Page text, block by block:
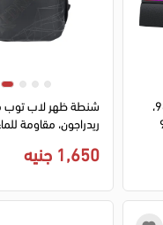
كيبورد ريدراجون شيفا برو 98،
98
شنطة ظهر لاب توب
ريدراجون، مقاومة
1,650 جنيه